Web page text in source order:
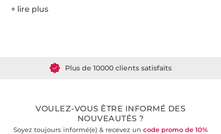
VOULEZ-VOUS ÊTRE INFORMÉ DES
NOUVEAUTÉS ?
Soyez toujours informé(e) & recevez un code promo de 10%